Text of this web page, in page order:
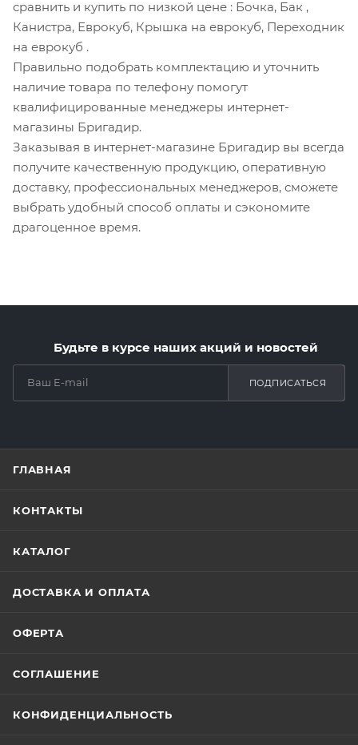
сравнить и купить по низкой цене : Бочка, Бак ,
Канистра, Еврокуб, Крышка на еврокуб, Переходник
на еврокуб .
Правильно подобрать комплектацию и уточнить
наличие товара по телефону помогут
квалифицированные менеджеры интернет-
магазины Бригадир.
Заказывая в интернет-магазине Бригадир вы всегда
получите качественную продукцию, оперативную
доставку, профессиональных менеджеров, сможете
выбрать удобный способ оплаты и сэкономите
драгоценное время.
Будьте в курсе наших акций и новостей
ПОДПИСАТЬСЯ
ГЛАВНАЯ
КОНТАКТЫ
КАТАЛОГ
ДОСТАВКА И ОПЛАТА
ОФЕРТА
СОГЛАШЕНИЕ
КОНФИДЕНЦИАЛЬНОСТЬ